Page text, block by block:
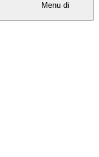
Menu di